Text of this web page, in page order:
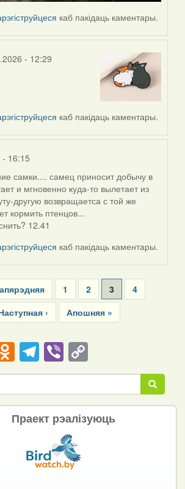
каб пакідаць каментары.
- 12:29
каб пакідаць каментары.
16:15
самки.... самец приносит добычу в
и мгновенно куда-то вылетает из
другую возвращаетса с той же
кормить птенцов...
12.41
каб пакідаць каментары.
Page
1 Page
2
Current
page
3 Page
4
›
Last
page
Апошняя »
Odnoklassniki
Telegram
ViberCopy
Link Пошук
Пошук
рэалізуюць